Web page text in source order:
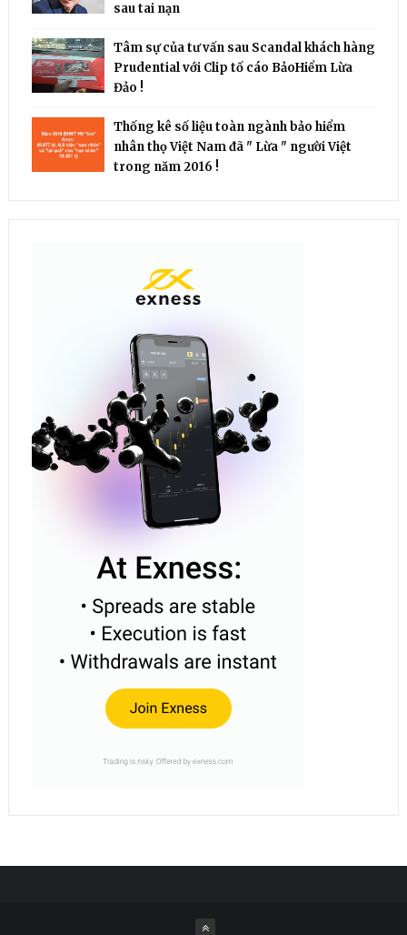
sau tai nạn
Tâm sự của tư vấn sau Scandal khách hàng
Prudential với Clip tố cáo BảoHiểm Lừa
Đảo !
Thống kê số liệu toàn ngành bảo hiểm
nhân thọ Việt Nam đã " Lừa " người Việt
trong năm 2016 !